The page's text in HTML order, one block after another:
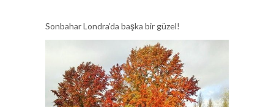
Sonbahar Londra’da başka bir güzel!